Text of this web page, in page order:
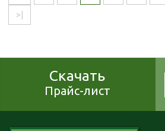
>|
Скачать
Прайс-лист